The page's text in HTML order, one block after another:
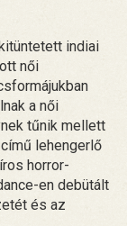
indiai
női
a női
tűnik mellett
lehengerlő
horror-
en debütált
és az